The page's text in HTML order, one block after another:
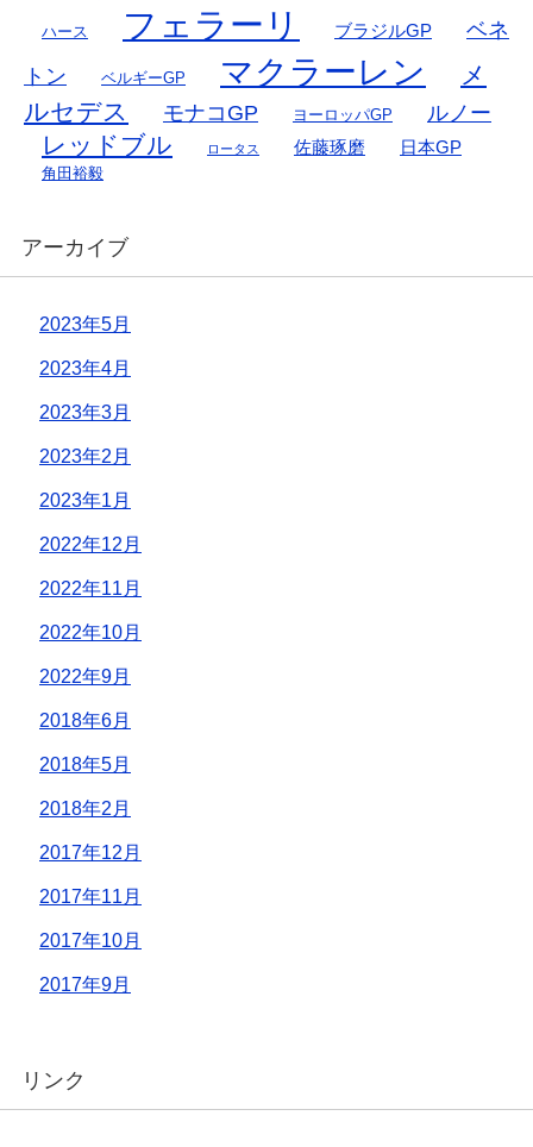
ハース フェラーリ ブラジルGP
ベネ
トン
ベルギーGP マクラーレン
メ
ルセデス
モナコGP ヨーロッパGP ルノー
レッドブル ロータス 佐藤琢磨 日本GP
角田裕毅
アーカイブ
2023年5月
2023年4月
2023年3月
2023年2月
2023年1月
2022年12月
2022年11月
2022年10月
2022年9月
2018年6月
2018年5月
2018年2月
2017年12月
2017年11月
2017年10月
2017年9月
リンク